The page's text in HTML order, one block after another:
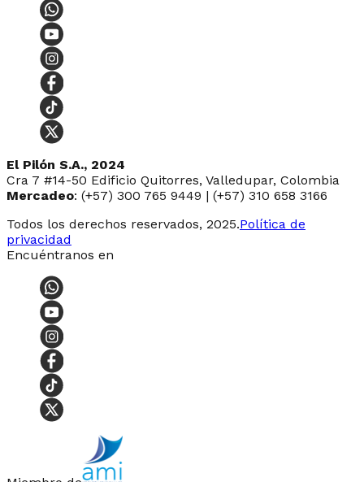
El Pilón S.A., 2024
Cra 7 #14-50 Edificio Quitorres, Valledupar, Colombia
Mercadeo: (+57) 300 765 9449 | (+57) 310 658 3166
Todos los derechos reservados, 2025.Política de
privacidad
Encuéntranos en